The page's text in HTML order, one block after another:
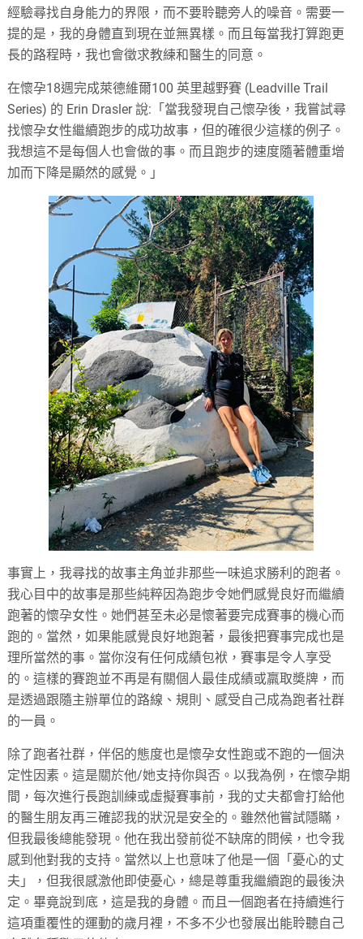
經驗尋找自身能力的界限，而不要聆聽旁人的噪音。需要一
提的是，我的身體直到現在並無異樣。而且每當我打算跑更
長的路程時，我也會徵求教練和醫生的同意。
在懷孕18週完成萊德維爾100 英里越野賽 (Leadville Trail
Series) 的 Erin Drasler 說:「當我發現自己懷孕後，我嘗試尋
找懷孕女性繼續跑步的成功故事，但的確很少這樣的例子。
我想這不是每個人也會做的事。而且跑步的速度隨著體重增
加而下降是顯然的感覺。」
事實上，我尋找的故事主角並非那些一味追求勝利的跑者。
我心目中的故事是那些純粹因為跑步令她們感覺良好而繼續
跑著的懷孕女性。她們甚至未必是懷著要完成賽事的機心而
跑的。當然，如果能感覺良好地跑著，最後把賽事完成也是
理所當然的事。當你沒有任何成績包袱，賽事是令人享受
的。這樣的賽跑並不再是有關個人最佳成績或羸取奬牌，而
是透過跟隨主辦單位的路線、規則、感受自己成為跑者社群
的一員。
除了跑者社群，伴侶的態度也是懷孕女性跑或不跑的一個決
定性因素。這是關於他/她支持你與否。以我為例，在懷孕期
間，每次進行長跑訓練或虛擬賽事前，我的丈夫都會打給他
的醫生朋友再三確認我的狀況是安全的。雖然他嘗試隱瞞，
但我最後總能發現。他在我出發前從不缺席的問候，也令我
感到他對我的支持。當然以上也意味了他是一個「憂心的丈
夫」，但我很感激他即使憂心，總是尊重我繼續跑的最後決
定。畢竟說到底，這是我的身體。而且一個跑者在持續進行
這項重覆性的運動的歲月裡，不多不少也發展出能聆聽自己